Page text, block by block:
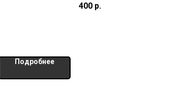
400 р.
Подробнее